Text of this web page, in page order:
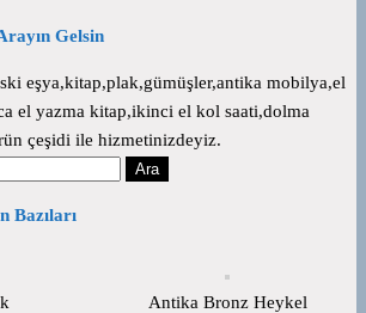
Gelsin
eşya,kitap,plak,gümüşler,antika mobilya,el
el yazma kitap,ikinci el kol saati,dolma
çeşidi ile hizmetinizdeyiz.
Bazıları
Antika Bronz Heykel